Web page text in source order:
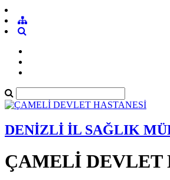
DENİZLİ İL SAĞLIK
ÇAMELİ DEVLET